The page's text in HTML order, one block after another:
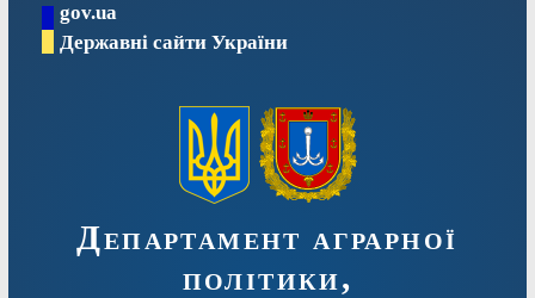
Перейтиgov.ua
Державні сайти України
Департамент аграрної
політики,